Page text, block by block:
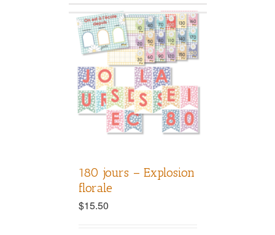
180 jours – Explosion
florale
$15.50